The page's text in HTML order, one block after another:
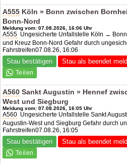
A555 Köln » Bonn zwischen
Bonn-Nord
Meldung vom: 07.08.2026, 16:06 Uhr
A555 Ungesicherte Unfallstelle Köln →
und Kreuz Bonn-Nord Gefahr durch
Fahrstreifen07.08.26, 16:06
Stau bestätigen Stau als beendet
A560 Sankt Augustin » Hennef
West und Siegburg
Meldung vom: 07.08.2026, 16:05 Uhr
A560 Ungesicherte Unfallstelle Sankt
Augustin-West und Siegburg Gefahr durch
Fahrstreifen07.08.26, 16:05
Stau bestätigen Stau als beendet